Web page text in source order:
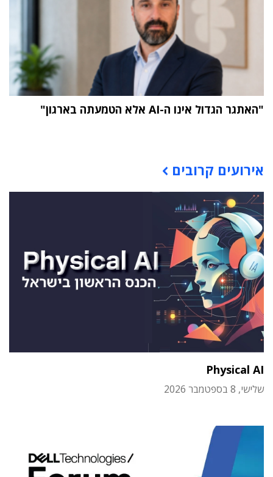
"האתגר הגדול אינו ה-AI אלא הטמעתה בארגון"
אירועים קרובים
Physical AI
שלישי, 8 בספטמבר 2026